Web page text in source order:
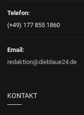
Telefon:
(+49) 177 855 1860
Email:
redaktion@dieblaue24.de
KONTAKT